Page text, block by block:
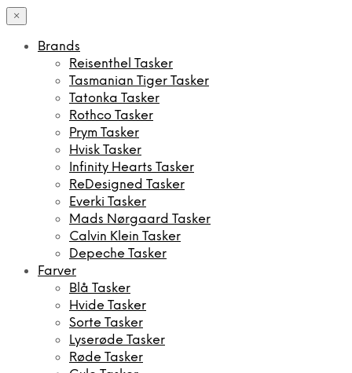
×
Brands
Reisenthel Tasker
Tasmanian Tiger Tasker
Tatonka Tasker
Rothco Tasker
Prym Tasker
Hvisk Tasker
Infinity Hearts Tasker
ReDesigned Tasker
Everki Tasker
Mads Nørgaard Tasker
Calvin Klein Tasker
Depeche Tasker
Farver
Blå Tasker
Hvide Tasker
Sorte Tasker
Lyserøde Tasker
Røde Tasker